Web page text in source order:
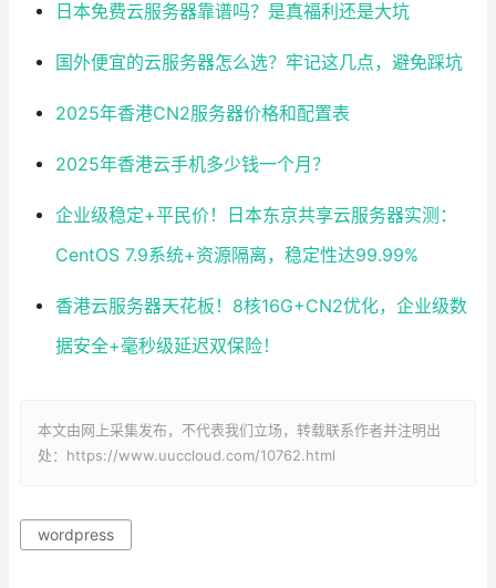
日本免费云服务器靠谱吗？是真福利还是大坑
国外便宜的云服务器怎么选？牢记这几点，避免踩坑
2025年香港CN2服务器价格和配置表
2025年香港云手机多少钱一个月？
企业级稳定+平民价！日本东京共享云服务器实测：
CentOS 7.9系统+资源隔离，稳定性达99.99%
香港云服务器天花板！8核16G+CN2优化，企业级数
据安全+毫秒级延迟双保险！
本文由网上采集发布，不代表我们立场，转载联系作者并注明出
处：https://www.uuccloud.com/10762.html
wordpress